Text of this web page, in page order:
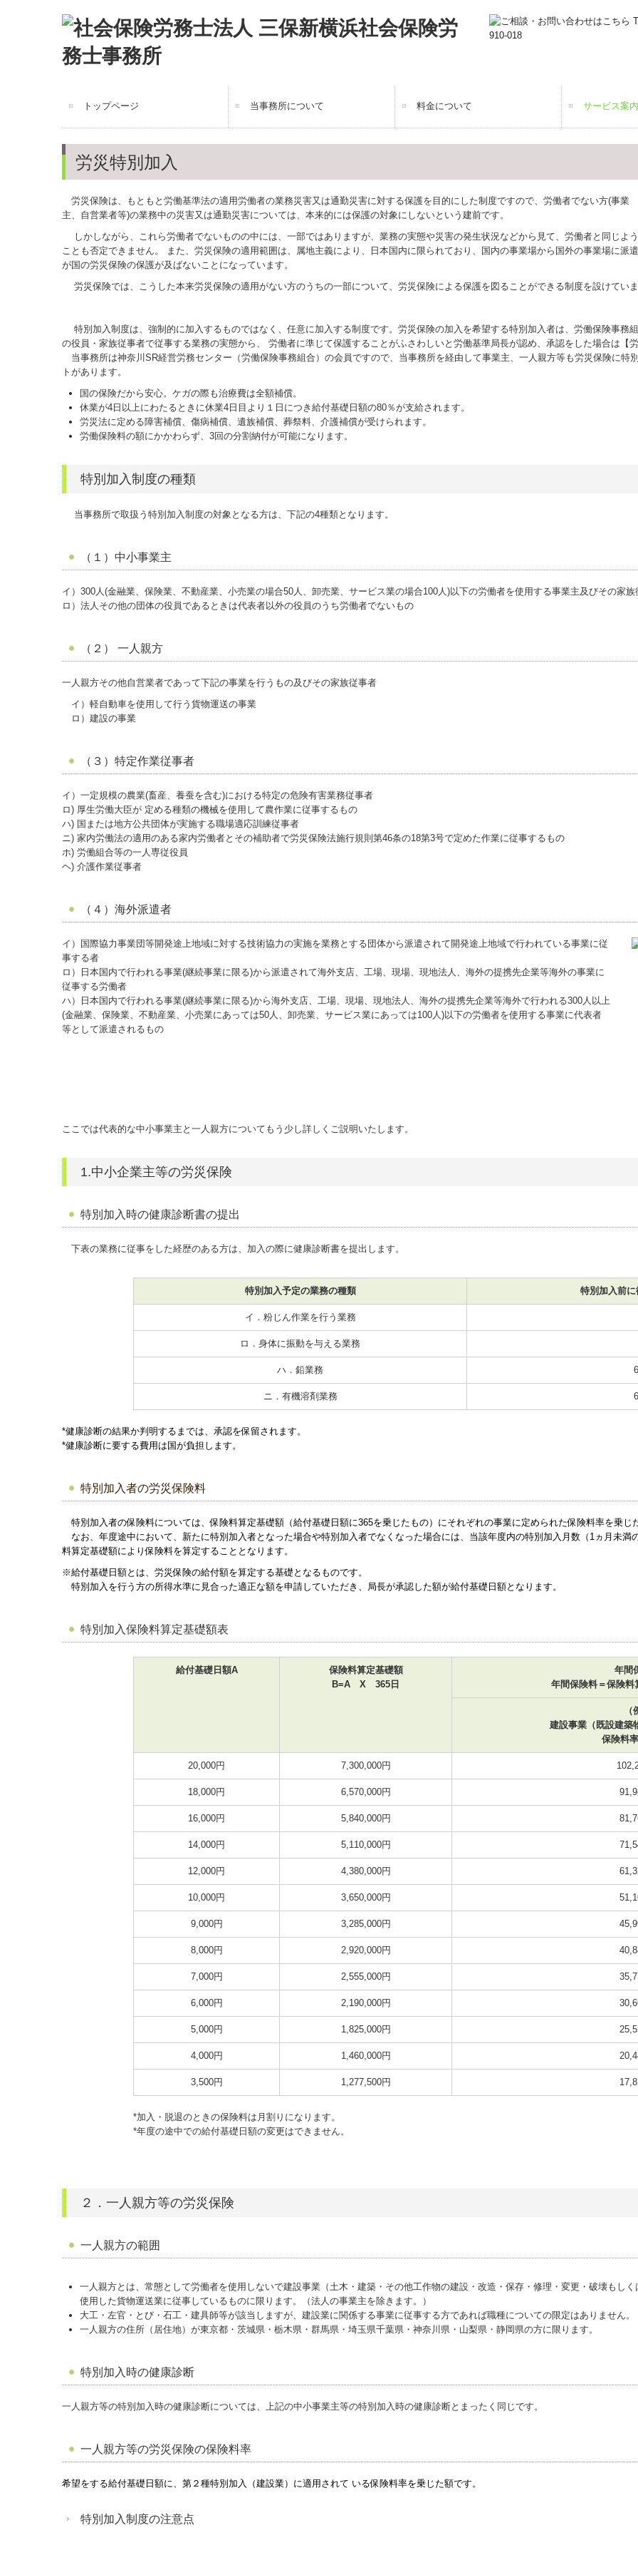
トップページ 当事務所について 料金について サービス案内
労働保険
労災特別加入
社会保険
就業規則作成
給与計算
助成金
高年齢雇用
起業・創業
労災特別加入
労災保険は、もともと労働基準法の適用労働者の業務災害又は通勤災害に対する保護を目的にした制度ですので、労働者でない方(事業
主、自営業者等)の業務中の災害又は通勤災害については、本来的には保護の対象にしないという建前です。
しかしながら、これら労働者でないものの中には、一部ではありますが、業務の実態や災害の発生状況などから見て、労働者と同じよ
ことも否定できません。
また、労災保険の適用範囲は、属地主義により、日本国内に限られており、国内の事業場から国外の事業場に派
が国の労災保険の保護が及ばないことになっています。
労災保険では、こうした本来労災保険の適用がない方のうちの一部について、労災保険による保護を図ることができる制度を設けてい
特別加入制度は、強制的に加入するものではなく、任意に加入する制度です。労災保険の加入を希望する特別加入者は、労働保険事務
の役員・家族従事者で従事する業務の実態から、 労働者に準じて保護することがふさわしいと労働基準局長が認め、承認をした場合は【
当事務所は神奈川SR経営労務センター（労働保険事務組合）の会員ですので、当事務所を経由して事業主、一人親方等も労災保険に特
トがあります。
国の保険だから安心。ケガの際も治療費は全額補償。
休業が4日以上にわたるときに休業4日目より１日につき給付基礎日額の80％が支給されます。
労災法に定める障害補償、傷病補償、遺族補償、葬祭料、介護補償が受けられます。
労働保険料の額にかかわらず、3回の分割納付が可能になります。
特別加入制度の種類
当事務所で取扱う特別加入制度の対象となる方は、下記の4種類となります。
（１）中小事業主
イ）300人(金融業、保険業、不動産業、小売業の場合50人、卸売業、サービス業の場合100人)以下の労働者を使用する事業主及びその家族
ロ）法人その他の団体の役員であるときは代表者以外の役員のうち労働者でないもの
（２） 一人親方
一人親方その他自営業者であって下記の事業を行うもの及びその家族従事者
イ）軽自動車を使用して行う貨物運送の事業
ロ）建設の事業
（３）特定作業従事者
イ）一定規模の農業(畜産、養蚕を含む)における特定の危険有害業務従事者
ロ) 厚生労働大臣が 定める種類の機械を使用して農作業に従事するもの
ハ) 国または地方公共団体が実施する職場適応訓練従事者
ニ) 家内労働法の適用のある家内労働者とその補助者で労災保険法施行規則第46条の18第3号で定めた作業に従事するもの
ホ) 労働組合等の一人専従役員
ヘ) 介護作業従事者
（４）海外派遣者
イ）
国際協力事業団等開発途上地域に対する技術協力の実施を業務とする団体から派遣されて開発途上地域で行われている事業に従
事する者
ロ）日本国内で行われる事業(継続事業に限る)から派遣されて海外支店、工場、現場、現地法人、海外の提携先企業等海外の事業に
従事する労働者
ハ）日本国内で行われる事業(継続事業に限る)から海外支店、工場、現場、現地法人、海外の提携先企業等海外で行われる300人以上
(金融業、保険業、不動産業、小売業にあっては50人、卸売業、サービス業にあっては100人)以下の労働者を使用する事業に代表者
等として派遣されるもの
ここでは代表的な中小事業主と一人親方についてもう少し詳しくご説明いたします。
1.中小企業主等の労災保険
特別加入時の健康診断書の提出
下表の業務に従事をした経歴のある方は、加入の際に健康診断書を提出します。
特別加入予定の業務の種類 特別加入前
イ．粉じん作業を行う業務
ロ．身体に振動を与える業務
ハ．鉛業務
ニ．有機溶剤業務
*健康診断の結果か判明するまでは、承認を保留されます。
*健康診断に要する費用は国が負担します。
特別加入者の労災保険料
特別加入者の保険料については、保険料算定基礎額（給付基礎日額に365を乗じたもの）にそれぞれの事業に定められた保険料率を乗じ
なお、年度途中において、新たに特別加入者となった場合や特別加入者でなくなった場合には、当該年度内の特別加入月数（1ヵ月未
料算定基礎額により保険料を算定することとなります。
※給付基礎日額とは、労災保険の給付額を算定する基礎となるものです。
特別加入を行う方の所得水準に見合った適正な額を申請していただき、局長が承認した額が給付基礎日額となります。
特別加入保険料算定基礎額表
給付基礎日額A
保険料算定基礎額
B=A X 365日
年間
年間保険料＝保険
（
建設事業（既設建築
保険料
20,000円 7,300,000円
18,000円 6,570,000円
16,000円 5,840,000円
14,000円 5,110,000円
12,000円 4,380,000円
10,000円 3,650,000円
9,000円 3,285,000円
8,000円 2,920,000円
7,000円 2,555,000円
6,000円 2,190,000円
5,000円 1,825,000円
4,000円 1,460,000円
3,500円 1,277,500円
*加入・脱退のときの保険料は月割りになります。
*年度の途中での給付基礎日額の変更はできません。
２．一人親方等の労災保険
一人親方の範囲
一人親方とは、常態として労働者を使用しないで建設事業（土木・建築・その他工作物の建設・改造・保存・修理・変更・破壊もし
使用した貨物運送業に従事しているものに限ります。（法人の事業主を除きます。）
大工・左官・とび・石工・建具師等が該当しますが、建設業に関係する事業に従事する方であれば職種についての限定はありません。
一人親方の住所（居住地）が東京都・茨城県・栃木県・群馬県・埼玉県千葉県・神奈川県・山梨県・静岡県の方に限ります。
特別加入時の健康診断
一人親方等の特別加入時の健康診断については、上記の中小事業主等の特別加入時の健康診断とまったく同じです。
一人親方等の労災保険の保険料率
希望をする給付基礎日額に、第２種特別加入（建設業）に適用されて いる保険料率を乗じた額です。
特別加入制度の注意点